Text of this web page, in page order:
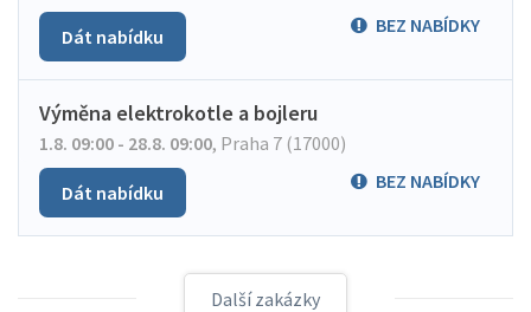
BEZ NABÍDKY
Dát nabídku
Výměna elektrokotle a bojleru
1.8. 09:00 - 28.8. 09:00, Praha 7 (17000)
BEZ NABÍDKY
Dát nabídku
Další zakázky